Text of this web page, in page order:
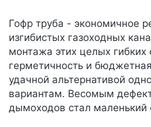
Гофр труба - экономичное
изгибистых газоходных
монтажа этих целых гибких
герметичность и
удачной альтернативой
вариантам. Весомым
дымоходов стал маленький